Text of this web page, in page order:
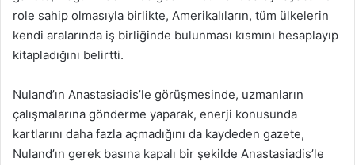
role sahip olmasıyla birlikte, Amerikalıların, tüm ülkelerin
kendi aralarında iş birliğinde bulunması kısmını hesaplayıp
kitapladığını belirtti.
Nuland’ın Anastasiadis’le görüşmesinde, uzmanların
çalışmalarına gönderme yaparak, enerji konusunda
kartlarını daha fazla açmadığını da kaydeden gazete,
Nuland’ın gerek basına kapalı bir şekilde Anastasiadis’le